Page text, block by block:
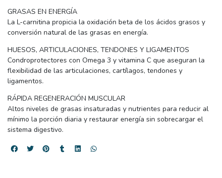
GRASAS EN ENERGÍA
La L-carnitina propicia la oxidación beta de los ácidos grasos y
conversión natural de las grasas en energía.
HUESOS, ARTICULACIONES, TENDONES Y LIGAMENTOS
Condroprotectores con Omega 3 y vitamina C que aseguran la
flexibilidad de las articulaciones, cartílagos, tendones y
ligamentos.
RÁPIDA REGENERACIÓN MUSCULAR
Altos niveles de grasas insaturadas y nutrientes para reducir al
mínimo la porción diaria y restaurar energía sin sobrecargar el
sistema digestivo.